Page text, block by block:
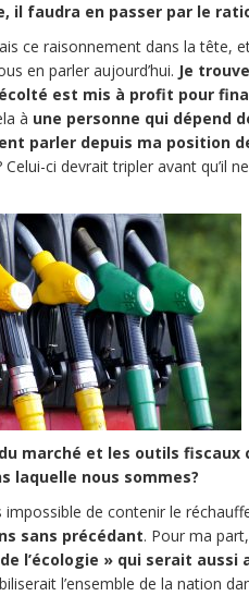
il faudra en passer par le
ce raisonnement dans la tête,
en parler aujourd’hui. Je
est mis à profit pour
à une personne qui dépend
parler depuis ma position
ci devrait tripler avant qu’il
marché et les outils
laquelle nous sommes?
impossible de contenir le
sans précédant. Pour ma
l’écologie » qui serait aussi
l’ensemble de la nation